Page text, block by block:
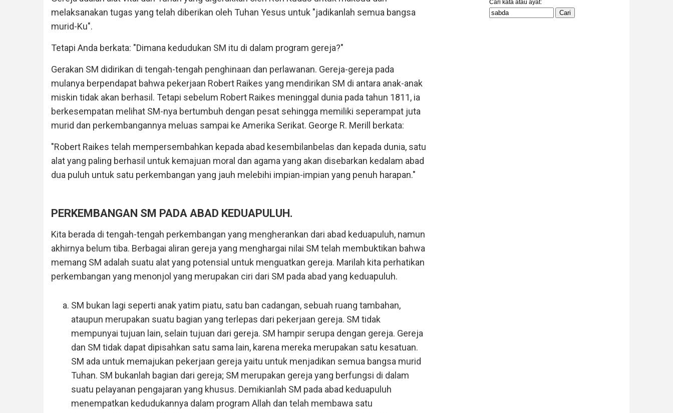
melaksanakan tugas yang telah diberikan oleh Tuhan Yesus untuk "jadikanlah semua bangsa
murid-Ku".
Tetapi Anda berkata: "Dimana kedudukan SM itu di dalam program gereja?"
Gerakan SM didirikan di tengah-tengah penghinaan dan perlawanan. Gereja-gereja pada
mulanya berpendapat bahwa pekerjaan Robert Raikes yang mendirikan SM di antara anak-anak
miskin tidak akan berhasil. Tetapi sebelum Robert Raikes meninggal dunia pada tahun 1811, ia
berkesempatan melihat SM-nya bertumbuh dengan pesat sehingga memiliki seperampat juta
murid dan perkembangannya meluas sampai ke Amerika Serikat. George R. Merill berkata:
"Robert Raikes telah mempersembahkan kepada abad kesembilanbelas dan kepada dunia, satu
alat yang paling berhasil untuk kemajuan moral dan agama yang akan disebarkan kedalam abad
dua puluh untuk satu perkembangan yang jauh melebihi impian-impian yang penuh harapan."
PERKEMBANGAN SM PADA ABAD KEDUAPULUH.
Kita berada di tengah-tengah perkembangan yang mengherankan dari abad keduapuluh, namun
akhirnya belum tiba. Berbagai aliran gereja yang menghargai nilai SM telah membuktikan bahwa
memang SM adalah suatu alat yang potensial untuk menguatkan gereja. Marilah kita perhatikan
perkembangan yang menonjol yang merupakan ciri dari SM pada abad yang keduapuluh.
SM bukan lagi seperti anak yatim piatu, satu ban cadangan, sebuah ruang tambahan,
ataupun merupakan suatu bagian yang terlepas dari pekerjaan gereja. SM tidak
mempunyai tujuan lain, selain tujuan dari gereja. SM hampir serupa dengan gereja. Gereja
dan SM tidak dapat dipisahkan satu sama lain, karena mereka merupakan satu kesatuan.
SM ada untuk memajukan pekerjaan gereja yaitu untuk menjadikan semua bangsa murid
Tuhan. SM bukanlah bagian dari gereja; SM merupakan gereja yang berfungsi di dalam
suatu pelayanan pengajaran yang khusus. Demikianlah SM pada abad keduapuluh
menempatkan kedudukannya dalam program Allah dan telah membawa satu